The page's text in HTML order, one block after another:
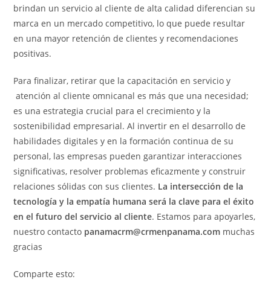
brindan un servicio al cliente de alta calidad diferencian su
marca en un mercado competitivo, lo que puede resultar
en una mayor retención de clientes y recomendaciones
positivas.
Para finalizar, retirar que la capacitación en servicio y
atención al cliente omnicanal es más que una necesidad;
es una estrategia crucial para el crecimiento y la
sostenibilidad empresarial. Al invertir en el desarrollo de
habilidades digitales y en la formación continua de su
personal, las empresas pueden garantizar interacciones
significativas, resolver problemas eficazmente y construir
relaciones sólidas con sus clientes. La intersección de la
tecnología y la empatía humana será la clave para el éxito
en el futuro del servicio al cliente. Estamos para apoyarles,
nuestro contacto panamacrm@crmenpanama.com muchas
gracias
Comparte esto: